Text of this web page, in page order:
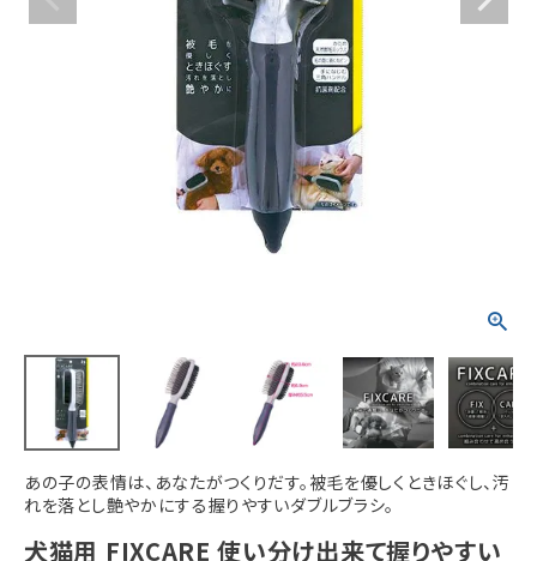
person 新規会員登録
あの子の表情は、あなたがつくりだす。被毛を優しくときほぐし、汚
れを落とし艶やかにする握りやすいダブルブラシ。
犬猫用 FIXCARE 使い分け出来て握りやすい